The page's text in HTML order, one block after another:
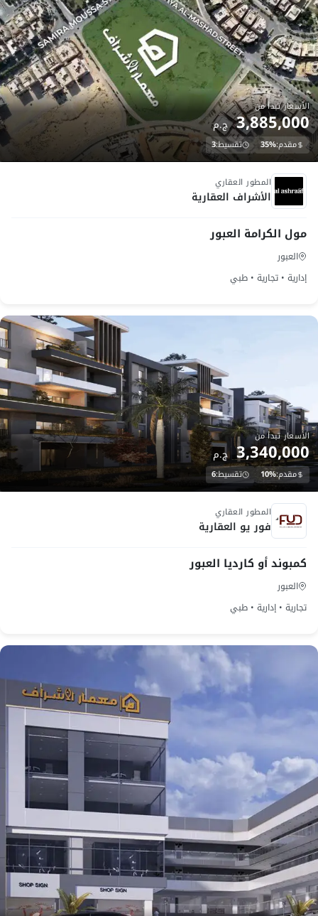
تحت الانشاء
الأسعار تبدأ من
3,885,000 ج.م
مقدم:35% تقسيط:3
المطور العقاري
الأشراف العقارية
مول الكرامة العبور
العبور
إدارية • تجارية • طبي
تحت الانشاء
الأسعار تبدأ من
3,340,000 ج.م
مقدم:10% تقسيط:6
المطور العقاري
فور يو العقارية
كمبوند أو كارديا العبور
العبور
تجارية • إدارية • طبي